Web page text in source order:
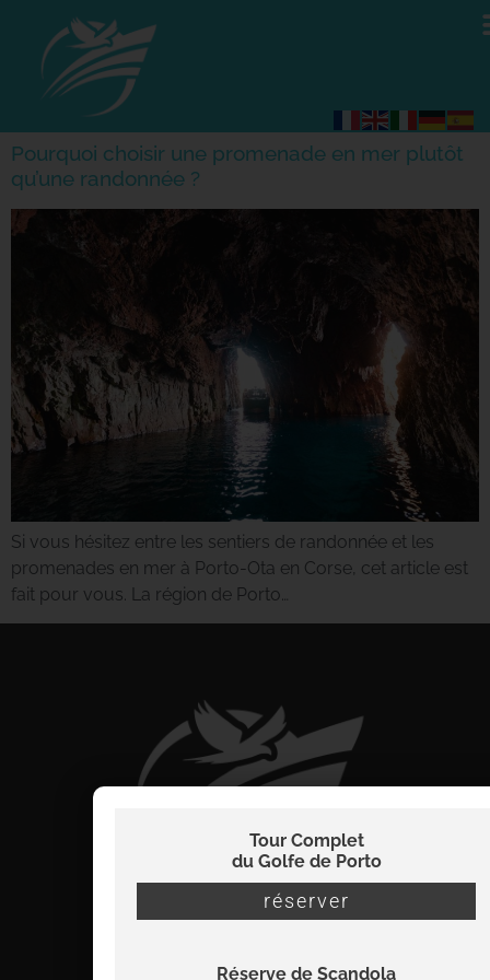
Pourquoi choisir une promenade en mer plutôt
qu’une randonnée ?
Si vous hésitez entre les sentiers de randonnée et les
promenades en mer à Porto-Ota en Corse, cet article est
fait pour vous. La région de Porto…
Tour Complet
du Golfe de Porto
réserver
Réserve de Scandola